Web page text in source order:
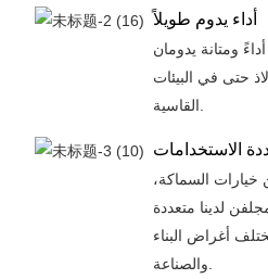
أداء يدوم طويلاً
ومتانة يدومان
حتى في البيئات
الاستخدامات
السماكة،
لدينا متعددة
أغراض البناء